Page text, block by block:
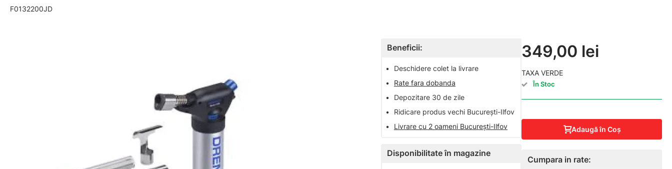
F0132200JD
Beneficii:
•
Deschidere colet la livrare
•
Rate fara dobanda
•
Depozitare 30 de zile
•
Ridicare produs vechi București-Ilfov
•
Livrare cu 2 oameni București-Ilfov
Disponibilitate în magazine
349,00 lei
TAXA VERDE
În Stoc
Adaugă în Coş
Cumpara in rate: